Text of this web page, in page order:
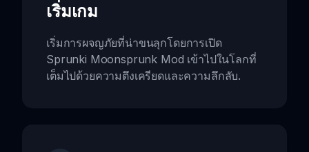
เริ่มเกม
เริ่มการผจญภัยที่น่าขนลุกโดยการเปิด
Sprunki Moonsprunk Mod เข้าไปในโลกที่
เต็มไปด้วยความตึงเครียดและความลึกลับ.